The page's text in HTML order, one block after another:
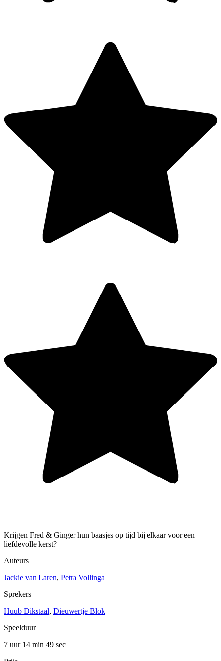
Krijgen Fred & Ginger hun baasjes op tijd bij elkaar voor een
liefdevolle kerst?
Auteurs
Jackie van Laren, Petra Vollinga
Sprekers
Huub Dikstaal, Dieuwertje Blok
Speelduur
7 uur 14 min 49 sec